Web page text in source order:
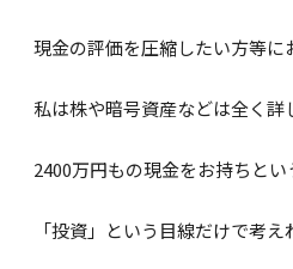
現金の評価を圧縮したい方等に
私は株や暗号資産などは全く詳
2400万円もの現金をお持ちとい
「投資」という目線だけで考え